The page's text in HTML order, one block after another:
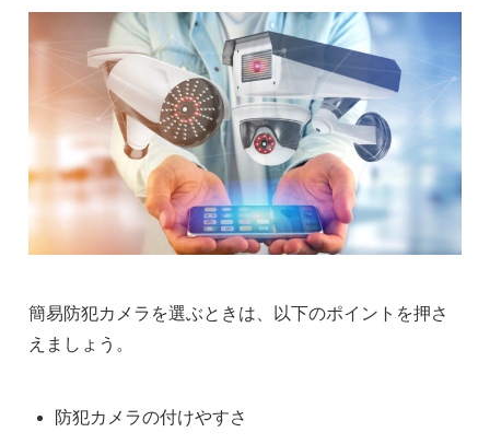
簡易防犯カメラを選ぶときは、以下のポイントを押さ
えましょう。
防犯カメラの付けやすさ